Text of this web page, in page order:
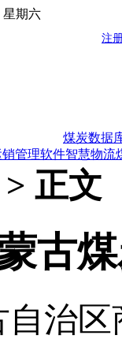
星期六
煤炭数据
销管理软件智慧物流
正文
古
治区